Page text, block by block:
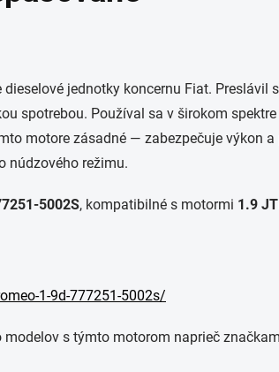
jednotky koncernu Fiat. Preslávil
spotrebou. Používal sa v širokom
motore zásadné — zabezpečuje výkon a
núdzového režimu.
5002S, kompatibilné s motormi 1.9
1-9d-777251-5002s/
s týmto motorom naprieč